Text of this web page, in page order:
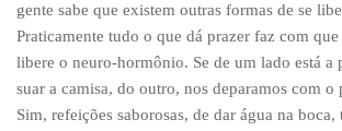
gente sabe que existem outras formas de se
Praticamente tudo o que dá prazer faz com que
libere o neuro-hormônio. Se de um lado está a
suar a camisa, do outro, nos deparamos com o
Sim, refeições saborosas, de dar água na boca,